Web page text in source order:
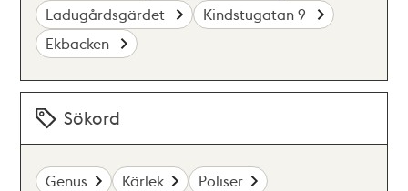
Ladugårdsgärdet
Kindstugatan 9
Ekbacken
Sökord
Genus Kärlek
Poliser